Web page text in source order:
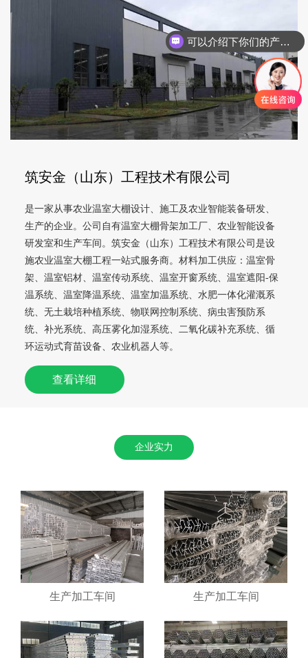
筑安金（山东）工程技术有限公司
是一家从事农业温室大棚设计、施工及农业智能装备研发、
生产的企业。公司自有温室大棚骨架加工厂、农业智能设备
研发室和生产车间。筑安金（山东）工程技术有限公司是设
施农业温室大棚工程一站式服务商。材料加工供应：温室骨
架、温室铝材、温室传动系统、温室开窗系统、温室遮阳-保
温系统、温室降温系统、温室加温系统、水肥一体化灌溉系
统、无土栽培种植系统、物联网控制系统、病虫害预防系
统、补光系统、高压雾化加湿系统、二氧化碳补充系统、循
环运动式育苗设备、农业机器人等。
查看详细
企业实力
生产加工车间 生产加工车间
可以介绍下你们的产品么
你们是怎么收费的呢